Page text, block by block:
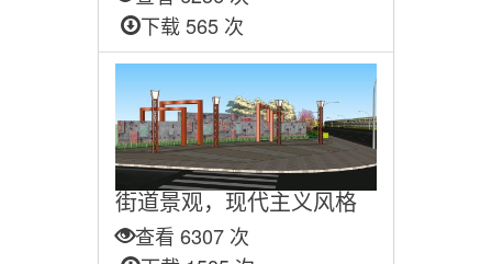
下载 565 次
街道景观，现代主义风格
查看 6307 次